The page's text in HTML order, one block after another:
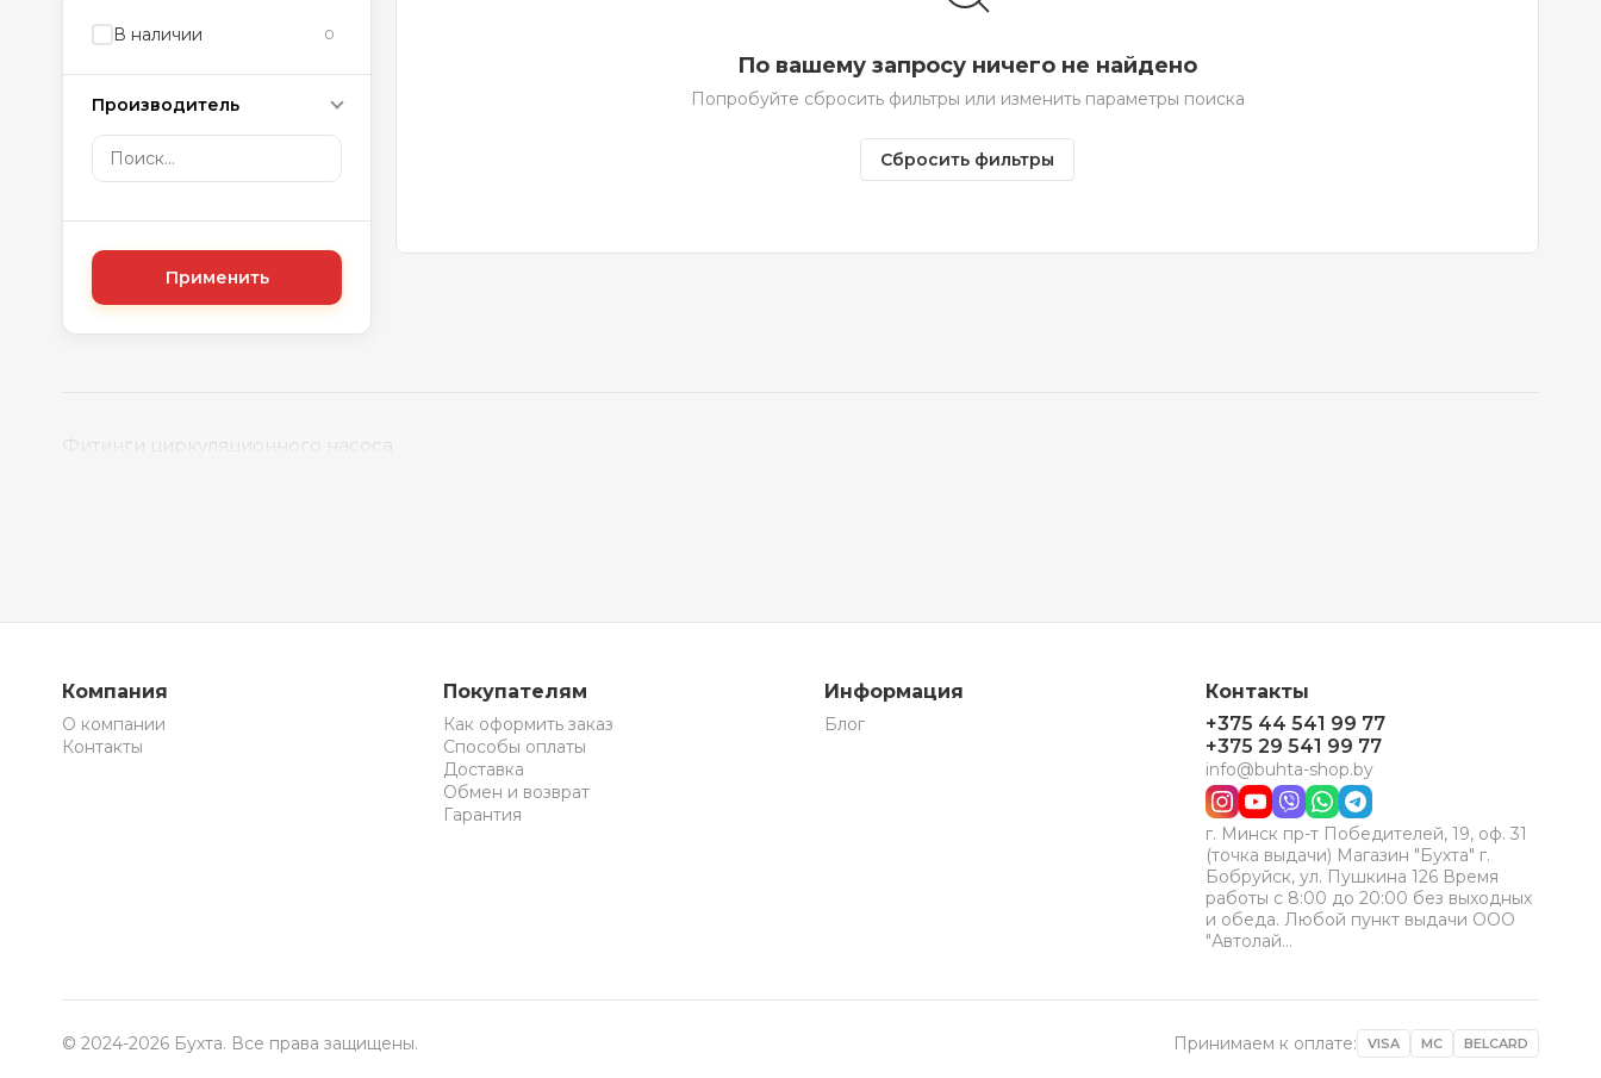
В наличии 0
Производитель
Применить
По вашему запросу ничего не найдено
Попробуйте сбросить фильтры или изменить параметры поиска
Сбросить фильтры
Фитинги циркуляционного насоса
Компания
О компании
Контакты
Покупателям
Как оформить заказ
Способы оплаты
Доставка
Обмен и возврат
Гарантия
Информация
Блог
Контакты
+375 44 541 99 77
+375 29 541 99 77
info@buhta-shop.by
г. Минск пр-т Победителей, 19, оф. 31
(точка выдачи) Магазин "Бухта" г.
Бобруйск, ул. Пушкина 126 Время
работы с 8:00 до 20:00 без выходных
и обеда. Любой пункт выдачи ООО
"Автолай…
© 2024-2026 Бухта. Все права защищены. Принимаем к оплате: VISA MC BELCARD